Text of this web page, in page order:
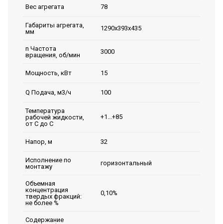
Вес агрегата 78
Габариты агрегата,
мм
1290х393х435
n Частота
вращения, об/мин
3000
Мощность, кВт 15
Q Подача, м3/ч 100
Температура
рабочей жидкости,
от С до С
+1...+85
Напор, м 32
Исполнение по
монтажу
горизонтальный
Объемная
концентрация
твердых фракций:
не более %
0,10%
Содержание